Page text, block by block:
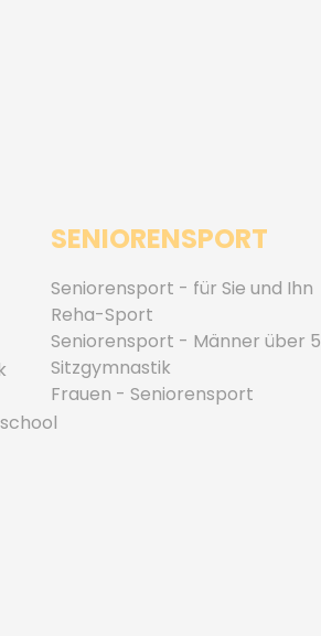
SENIORENSPORT
Seniorensport - für Sie und Ihn
Reha-Sport
Seniorensport - Männer über
Sitzgymnastik
Frauen - Seniorensport